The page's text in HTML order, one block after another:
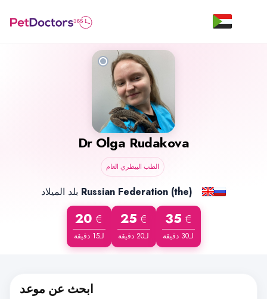
Dr Olga Rudakova
الطب البيطري العام
Russian Federation (the)
20 €
لـ15 دقيقة
25 €
لـ20 دقيقة
35 €
لـ30 دقيقة
ابحث عن موعد